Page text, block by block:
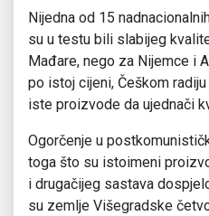
Nijedna od 15
su u testu bili slabijeg
Mađare, nego za Nijemce i
po istoj cijeni, Češkom
iste proizvode da ujednači
Ogorčenje u
toga što su istoimeni
i drugačijeg sastava
su zemlje Višegradske